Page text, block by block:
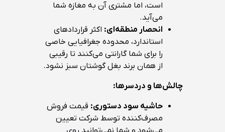
است، اما مشتری آن به مغازه شما
می‌آید.
انحصار منطقه‌ای: اکثر قراردادهای
استاندارد، محدوده جغرافیایی خاصی
را برای شما گارانتی می‌کنند تا رقیبی
از همان برند بغل گوشتان سبز نشود.
چالش‌ها و دردسرها:
حاشیه سود دستوری: قیمت فروش
مصرف‌کننده توسط شرکت تعیین